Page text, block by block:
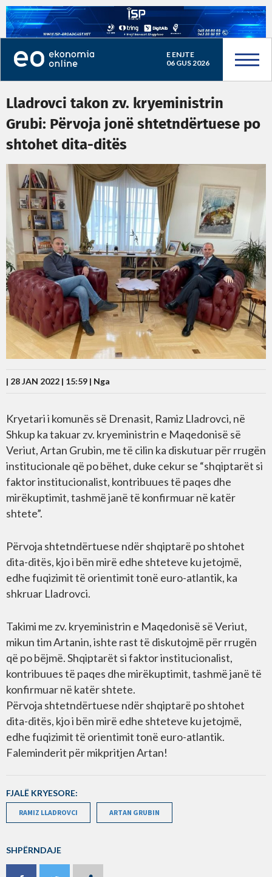
E ENJTE
06 GUS 2026
Lladrovci takon zv. kryeministrin
Grubi: Përvoja jonë shtetndërtuese po
shtohet dita-ditës
| 28 JAN 2022 | 15:59 | Nga
Kryetari i komunës së Drenasit, Ramiz Lladrovci, në
Shkup ka takuar zv. kryeministrin e Maqedonisë së
Veriut, Artan Grubin, me të cilin ka diskutuar për rrugën
institucionale që po bëhet, duke cekur se “shqiptarët si
faktor institucionalist, kontribuues të paqes dhe
mirëkuptimit, tashmë janë të konfirmuar në katër
shtete”.
Përvoja shtetndërtuese ndër shqiptarë po shtohet
dita-ditës, kjo i bën mirë edhe shteteve ku jetojmë,
edhe fuqizimit të orientimit tonë euro-atlantik, ka
shkruar Lladrovci.
Takimi me zv. kryeministrin e Maqedonisë së Veriut,
mikun tim Artanin, ishte rast të diskutojmë për rrugën
që po bëjmë. Shqiptarët si faktor institucionalist,
kontribuues të paqes dhe mirëkuptimit, tashmë janë të
konfirmuar në katër shtete.
Përvoja shtetndërtuese ndër shqiptarë po shtohet
dita-ditës, kjo i bën mirë edhe shteteve ku jetojmë,
edhe fuqizimit të orientimit tonë euro-atlantik.
Faleminderit për mikpritjen Artan!
FJALË KRYESORE:
RAMIZ LLADROVCI ARTAN GRUBIN
SHPËRNDAJE